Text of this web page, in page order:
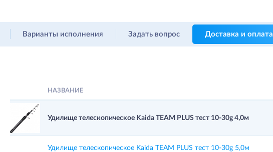
Варианты исполнения Задать вопрос Доставка и оплата
НАЗВАНИЕ
Удилище телескопическое Kaida TEAM PLUS тест 10-30g 4,0м
Удилище телескопическое Kaida TEAM PLUS тест 10-30g 5,0м